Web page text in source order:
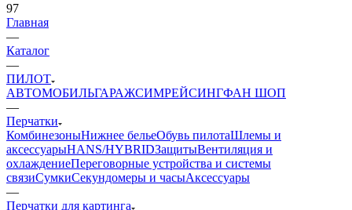
97
Главная
—
Каталог
—
ПИЛОТ
АВТОМОБИЛЬГАРАЖСИМРЕЙСИНГФАН ШОП
—
Перчатки
КомбинезоныНижнее бельеОбувь пилотаШлемы и
аксессуарыHANS/HYBRIDЗащитыВентиляция и
охлаждениеПереговорные устройства и системы
связиСумкиСекундомеры и часыАксессуары
—
Перчатки для картинга